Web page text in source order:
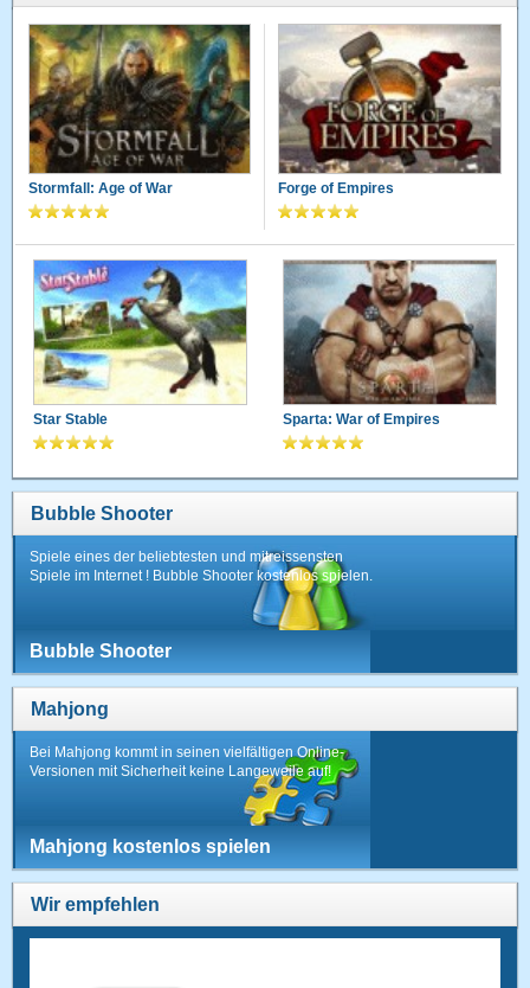
Stormfall: Age of War Forge of Empires
Star Stable Sparta: War of Empires
Bubble Shooter
Spiele eines der beliebtesten und mitreissensten
Spiele im Internet ! Bubble Shooter kostenlos spielen.
Bubble Shooter
Mahjong
Bei Mahjong kommt in seinen vielfältigen Online-
Versionen mit Sicherheit keine Langeweile auf!
Mahjong kostenlos spielen
Wir empfehlen